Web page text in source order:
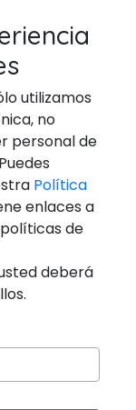
utilizamos
no
personal de
Política
enlaces a
de
deberá